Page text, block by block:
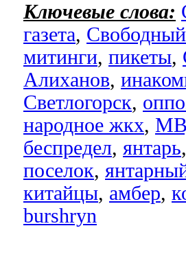
Ключевые слова:
газета,
митинги, пикеты,
Алиханов,
Светлогорск,
народное жкх,
беспредел, янтарь
поселок,
китайцы, амбер,
burshryn